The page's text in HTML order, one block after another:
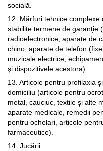
socială.
12. Mărfuri tehnice
stabilite termene de garanţie
radioelectronice, aparate de
chino, aparate de telefon
muzicale electrice,
şi dispozitivele acestora).
13. Articole pentru profilaxia
domiciliu (articole pentru
metal, cauciuc, textile şi alte
aparate medicale, remedii
pentru ochelari, articole
farmaceutice).
14. Jucării.